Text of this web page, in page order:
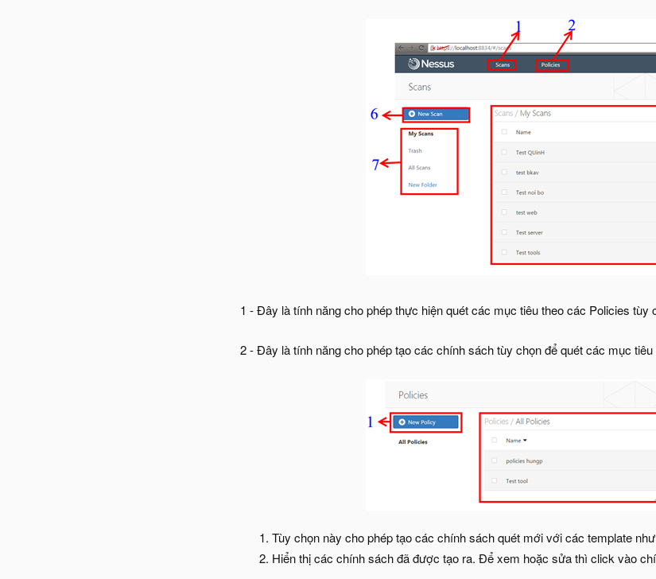
1 - Đây là tính năng cho phép thực hiện quét các mục tiêu theo các Policies
2 - Đây là tính năng cho phép tạo các chính sách tùy chọn để quét các mục
Tùy chọn này cho phép tạo các chính sách quét mới với các template
Hiển thị các chính sách đã được tạo ra. Để xem hoặc sửa thì click vào